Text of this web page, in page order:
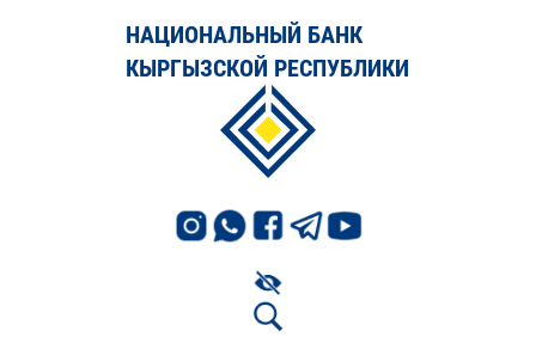
НАЦИОНАЛЬНЫЙ БАНК
КЫРГЫЗСКОЙ РЕСПУБЛИКИ